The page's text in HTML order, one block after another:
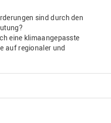
sind durch den
eine klimaangepasste
auf regionaler und